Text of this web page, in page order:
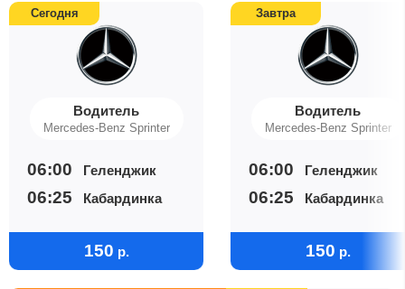
Сегодня
Водитель
Mercedes-Benz Sprinter
06:00 Геленджик
06:25 Кабардинка
150 р.
Завтра
Водитель
Mercedes-Benz Sprinter
06:00 Геленджик
06:25 Кабардинка
150 р.